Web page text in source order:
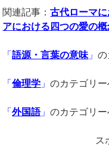
関連記事：古代ローマ
アにおける四つの愛の
「語源・言葉の意味 」
「倫理学 」のカテゴリー
「外国語」のカテゴリー
ス